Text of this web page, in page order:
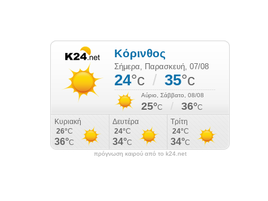
πρόγνωση καιρού από το k24.net